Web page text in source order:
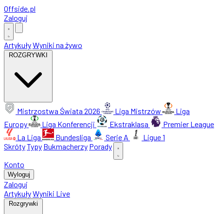
Offside.pl
Zaloguj
ArtykułyWyniki na żywo
ROZGRYWKI
Mistrzostwa Świata 2026 Liga Mistrzów
Liga
Europy
Liga Konferencji Ekstraklasa
Premier League
La Liga
Bundesliga Serie A
Ligue 1
SkrótyTypy Bukmacherzy Porady
Konto
Wyloguj
Zaloguj
ArtykułyWyniki Live
Rozgrywki